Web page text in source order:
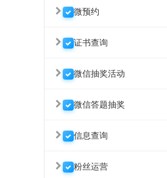
微预约
证书查询
微信抽奖活动
微信答题抽奖
信息查询
粉丝运营